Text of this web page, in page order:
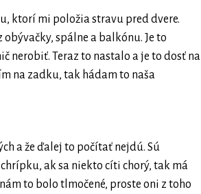
ktorí mi položia stravu pred dvere.
spálne a balkónu. Je to
nerobiť. Teraz to nastalo a je to dosť na
na zadku, tak hádam to naša
a že ďalej to počítať nejdú. Sú
ak sa niekto cíti chorý, tak má
to bolo tlmočené, proste oni z toho